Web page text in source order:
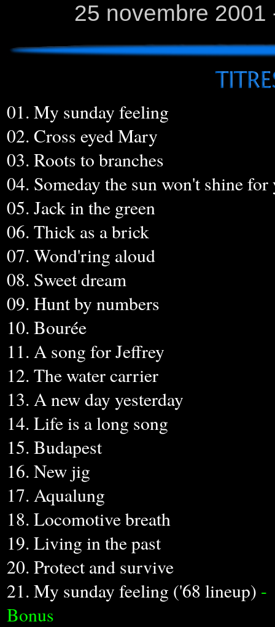
25 novembre
01. My sunday feeling
02. Cross eyed Mary
03. Roots to branches
04. Someday the sun won't shine for
05. Jack in the green
06. Thick as a brick
07. Wond'ring aloud
08. Sweet dream
09. Hunt by numbers
10. Bourée
11. A song for Jeffrey
12. The water carrier
13. A new day yesterday
14. Life is a long song
15. Budapest
16. New jig
17. Aqualung
18. Locomotive breath
19. Living in the past
20. Protect and survive
21. My sunday feeling ('68 lineup) -
Bonus